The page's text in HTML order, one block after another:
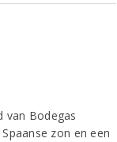
van Bodegas
zon en een